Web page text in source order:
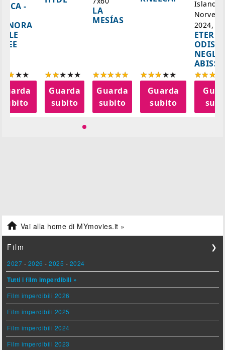
-
subito
Guarda
subito
LA
MESÍAS
Guarda
subito
Guarda
subito
Islanda,
2024,
NEGLI
ABISSI
 Vai alla home di MYmovies.it »
Film ❯
2027 - 2026 -2025 - 2024
Tutti i film imperdibili »
Film imperdibili 2026
Film imperdibili 2025
Film imperdibili 2024
Film imperdibili 2023